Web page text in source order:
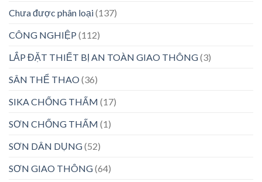
Chưa được phân loại(137)
CÔNG NGHIỆP (112)
LẮP ĐẶT THIẾT BỊ AN TOÀN GIAO THÔNG(3)
SÂN THỂ THAO(36)
SIKA CHỐNG THẤM (17)
SƠN CHỐNG THẤM (1)
SƠN DÂN DỤNG(52)
SƠN GIAO THÔNG(64)